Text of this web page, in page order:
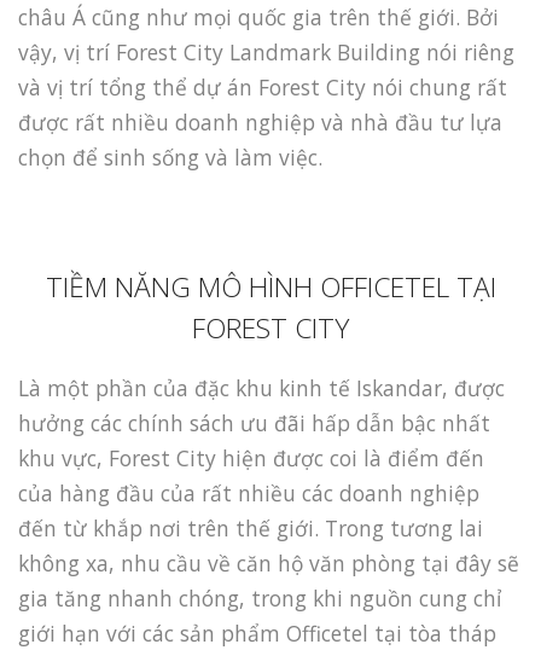
châu Á cũng như mọi quốc gia trên thế giới. Bởi
vậy, vị trí Forest City Landmark Building nói riêng
và vị trí tổng thể dự án Forest City nói chung rất
được rất nhiều doanh nghiệp và nhà đầu tư lựa
chọn để sinh sống và làm việc.
TIỀM NĂNG MÔ HÌNH OFFICETEL TẠI
FOREST CITY
Là một phần của đặc khu kinh tế Iskandar, được
hưởng các chính sách ưu đãi hấp dẫn bậc nhất
khu vực, Forest City hiện được coi là điểm đến
của hàng đầu của rất nhiều các doanh nghiệp
đến từ khắp nơi trên thế giới. Trong tương lai
không xa, nhu cầu về căn hộ văn phòng tại đây sẽ
gia tăng nhanh chóng, trong khi nguồn cung chỉ
giới hạn với các sản phẩm Officetel tại tòa tháp